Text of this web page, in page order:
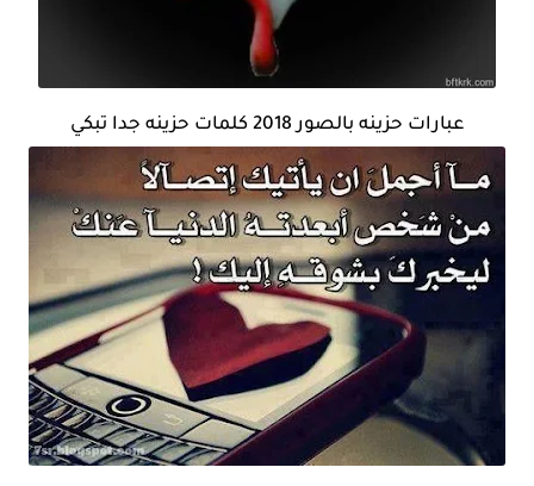
عبارات حزينه بالصور 2018 كلمات حزينه جدا تبكي